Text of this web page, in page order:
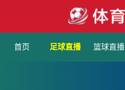
首页 足球直播 篮球直播